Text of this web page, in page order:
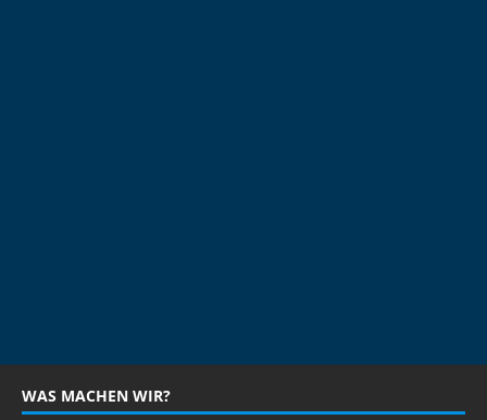
WAS MACHEN WIR?